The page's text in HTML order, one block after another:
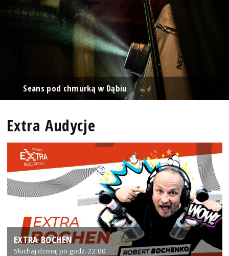
Seans pod chmurką w Dąbiu
Extra Audycje
EXTRA BOCHEN
Słuchaj dzisiaj po godz. 22:00